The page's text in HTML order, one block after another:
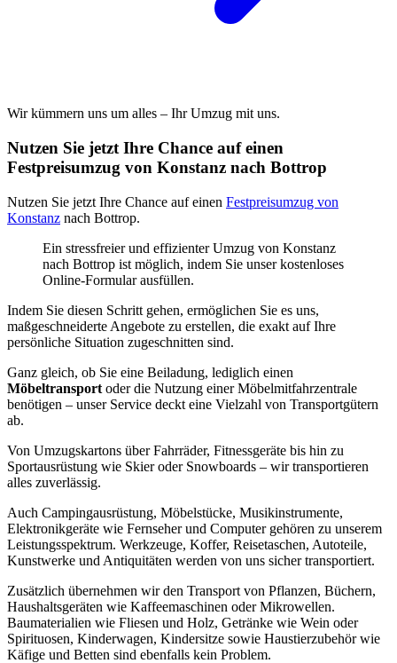
Wir kümmern uns um alles – Ihr Umzug mit uns.
Nutzen Sie jetzt Ihre Chance auf einen
Festpreisumzug von Konstanz nach Bottrop
Nutzen Sie jetzt Ihre Chance auf einen Festpreisumzug von
Konstanz nach Bottrop.
Ein stressfreier und effizienter Umzug von Konstanz
nach Bottrop ist möglich, indem Sie unser kostenloses
Online-Formular ausfüllen.
Indem Sie diesen Schritt gehen, ermöglichen Sie es uns,
maßgeschneiderte Angebote zu erstellen, die exakt auf Ihre
persönliche Situation zugeschnitten sind.
Ganz gleich, ob Sie eine Beiladung, lediglich einen
Möbeltransport oder die Nutzung einer Möbelmitfahrzentrale
benötigen – unser Service deckt eine Vielzahl von Transportgütern
ab.
Von Umzugskartons über Fahrräder, Fitnessgeräte bis hin zu
Sportausrüstung wie Skier oder Snowboards – wir transportieren
alles zuverlässig.
Auch Campingausrüstung, Möbelstücke, Musikinstrumente,
Elektronikgeräte wie Fernseher und Computer gehören zu unserem
Leistungsspektrum. Werkzeuge, Koffer, Reisetaschen, Autoteile,
Kunstwerke und Antiquitäten werden von uns sicher transportiert.
Zusätzlich übernehmen wir den Transport von Pflanzen, Büchern,
Haushaltsgeräten wie Kaffeemaschinen oder Mikrowellen.
Baumaterialien wie Fliesen und Holz, Getränke wie Wein oder
Spirituosen, Kinderwagen, Kindersitze sowie Haustierzubehör wie
Käfige und Betten sind ebenfalls kein Problem.